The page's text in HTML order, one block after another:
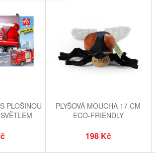
PLOŠINOU
PLYŠOVÁ MOUCHA 17 CM
ECO-FRIENDLY
198 Kč